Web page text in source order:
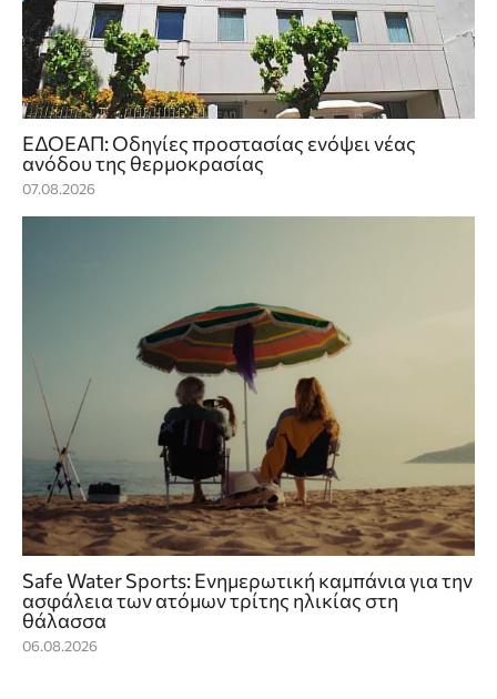
ΕΔΟΕΑΠ: Οδηγίες προστασίας ενόψει νέας
ανόδου της θερμοκρασίας
07.08.2026
Safe Water Sports: Eνημερωτική καμπάνια για την
ασφάλεια των ατόμων τρίτης ηλικίας στη
θάλασσα
06.08.2026